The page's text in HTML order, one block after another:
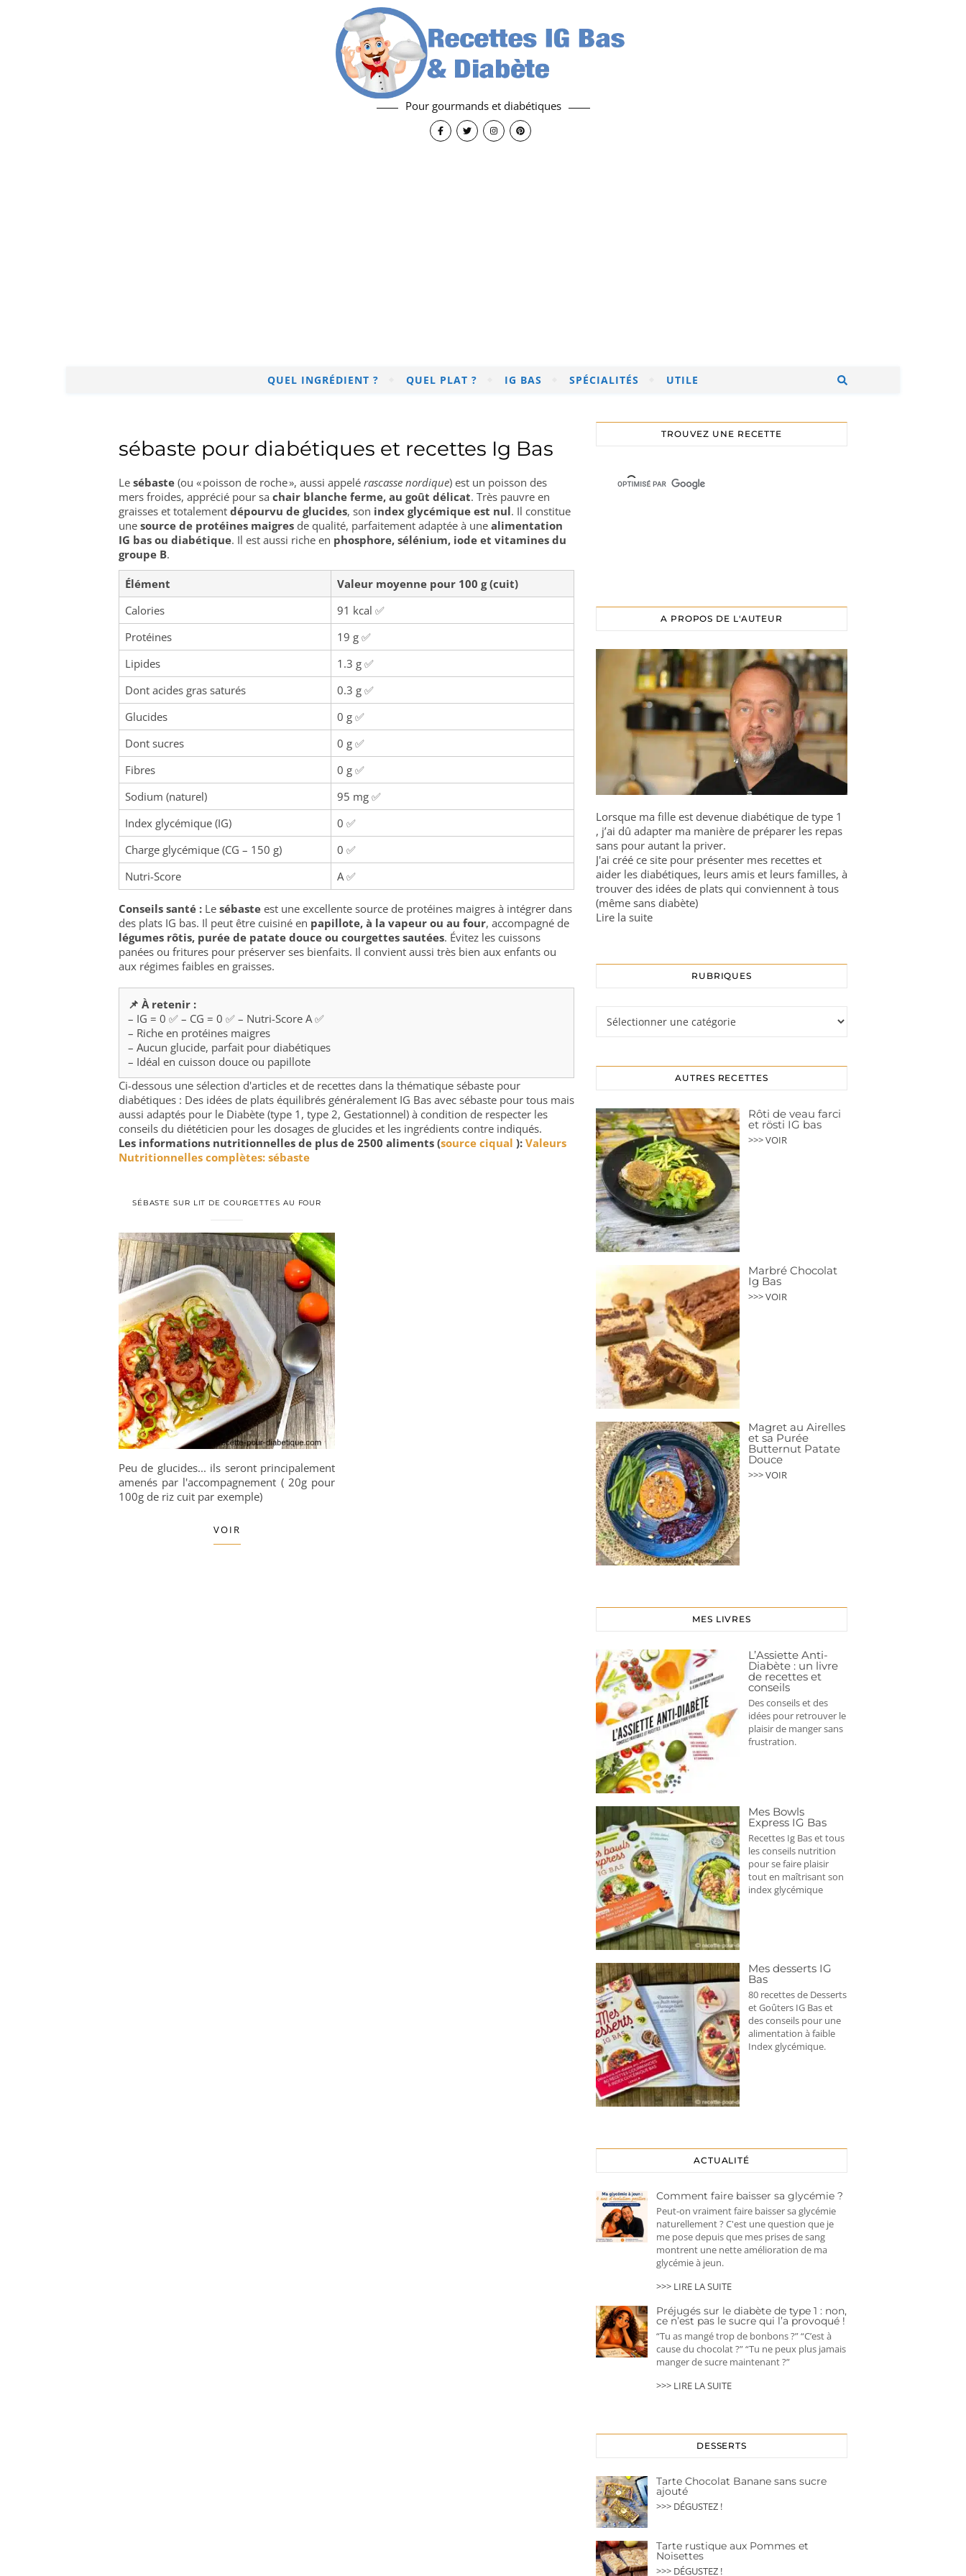
Pour gourmands et diabétiques
QUEL INGRÉDIENT ? QUEL PLAT ? IG BAS SPÉCIALITÉS UTILE
sébaste pour diabétiques et recettes Ig Bas
Le sébaste (ou « poisson de roche », aussi appelé rascasse nordique) est un poisson des
mers froides, apprécié pour sa chair blanche ferme, au goût délicat. Très pauvre en
graisses et totalement dépourvu de glucides, son index glycémique est nul. Il constitue
une source de protéines maigres de qualité, parfaitement adaptée à une alimentation
IG bas ou diabétique. Il est aussi riche en phosphore, sélénium, iode et vitamines du
groupe B.
Élément
Valeur moyenne pour 100 g (cuit)
Calories
91 kcal ✅
Protéines
19 g ✅
Lipides
1.3 g ✅
Dont acides gras saturés
0.3 g ✅
Glucides
0 g ✅
Dont sucres
0 g ✅
Fibres
0 g ✅
Sodium (naturel)
95 mg ✅
Index glycémique (IG)
0 ✅
Charge glycémique (CG – 150 g)
0 ✅
Nutri-Score
A ✅
Conseils santé : Le sébaste est une excellente source de protéines maigres à intégrer dans
des plats IG bas. Il peut être cuisiné en papillote, à la vapeur ou au four, accompagné de
légumes rôtis, purée de patate douce ou courgettes sautées. Évitez les cuissons
panées ou fritures pour préserver ses bienfaits. Il convient aussi très bien aux enfants ou
aux régimes faibles en graisses.
📌 À retenir :
– IG = 0 ✅ – CG = 0 ✅ – Nutri-Score A ✅
– Riche en protéines maigres
– Aucun glucide, parfait pour diabétiques
– Idéal en cuisson douce ou papillote
Ci-dessous une sélection d'articles et de recettes dans la thématique sébaste pour
diabétiques : Des idées de plats équilibrés généralement IG Bas avec sébaste pour tous mais
aussi adaptés pour le Diabète (type 1, type 2, Gestationnel) à condition de respecter les
conseils du diététicien pour les dosages de glucides et les ingrédients contre indiqués.
Les informations nutritionnelles de plus de 2500 aliments (source ciqual ): Valeurs
Nutritionnelles complètes: sébaste
SÉBASTE SUR LIT DE COURGETTES AU FOUR
Peu de glucides... ils seront principalement
amenés par l'accompagnement ( 20g pour
100g de riz cuit par exemple)
VOIR
TROUVEZ UNE RECETTE
A PROPOS DE L'AUTEUR
Lorsque ma fille est devenue diabétique de type 1
, j’ai dû adapter ma manière de préparer les repas
sans pour autant la priver.
J'ai créé ce site pour présenter mes recettes et
aider les diabétiques, leurs amis et leurs familles, à
trouver des idées de plats qui conviennent à tous
(même sans diabète)
Lire la suite
RUBRIQUES
AUTRES RECETTES
Rôti de veau farci
et rösti IG bas
>>> VOIR
Marbré Chocolat
Ig Bas
>>> VOIR
Magret au Airelles
et sa Purée
Butternut Patate
Douce
>>> VOIR
MES LIVRES
L’Assiette Anti-
Diabète : un livre
de recettes et
conseils
Des conseils et des
idées pour retrouver le
plaisir de manger sans
frustration.
Mes Bowls
Express IG Bas
Recettes Ig Bas et tous
les conseils nutrition
pour se faire plaisir
tout en maîtrisant son
index glycémique
Mes desserts IG
Bas
80 recettes de Desserts
et Goûters IG Bas et
des conseils pour une
alimentation à faible
Index glycémique.
ACTUALITÉ
Comment faire baisser sa glycémie ?
Peut-on vraiment faire baisser sa glycémie
naturellement ? C'est une question que je
me pose depuis que mes prises de sang
montrent une nette amélioration de ma
glycémie à jeun.
>>> LIRE LA SUITE
Préjugés sur le diabète de type 1 : non,
ce n’est pas le sucre qui l’a provoqué !
“Tu as mangé trop de bonbons ?” “C’est à
cause du chocolat ?” “Tu ne peux plus jamais
manger de sucre maintenant ?”
>>> LIRE LA SUITE
DESSERTS
Tarte Chocolat Banane sans sucre
ajouté
>>> DÉGUSTEZ !
Tarte rustique aux Pommes et
Noisettes
>>> DÉGUSTEZ !